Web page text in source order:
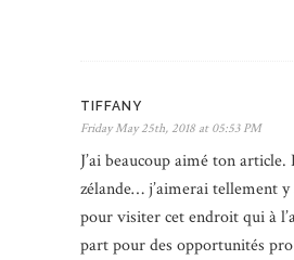
TIFFANY
Friday May 25th, 2018 at 05:53 PM
J’ai beaucoup aimé ton
zélande… j’aimerai tellement
pour visiter cet endroit qui à
part pour des opportunités pro